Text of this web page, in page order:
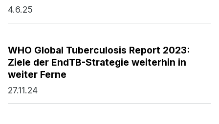
4.6.25
WHO Global Tuberculosis Report 2023:
Ziele der EndTB-Strategie weiterhin in
weiter Ferne
27.11.24